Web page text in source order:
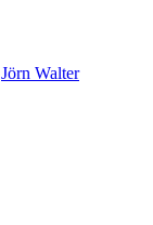
Jörn Walter